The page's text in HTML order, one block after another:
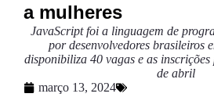
a mulheres
JavaScript foi a linguagem de
por desenvolvedores brasileiros
disponibiliza 40 vagas e as inscrições
de abril
março 13, 2024